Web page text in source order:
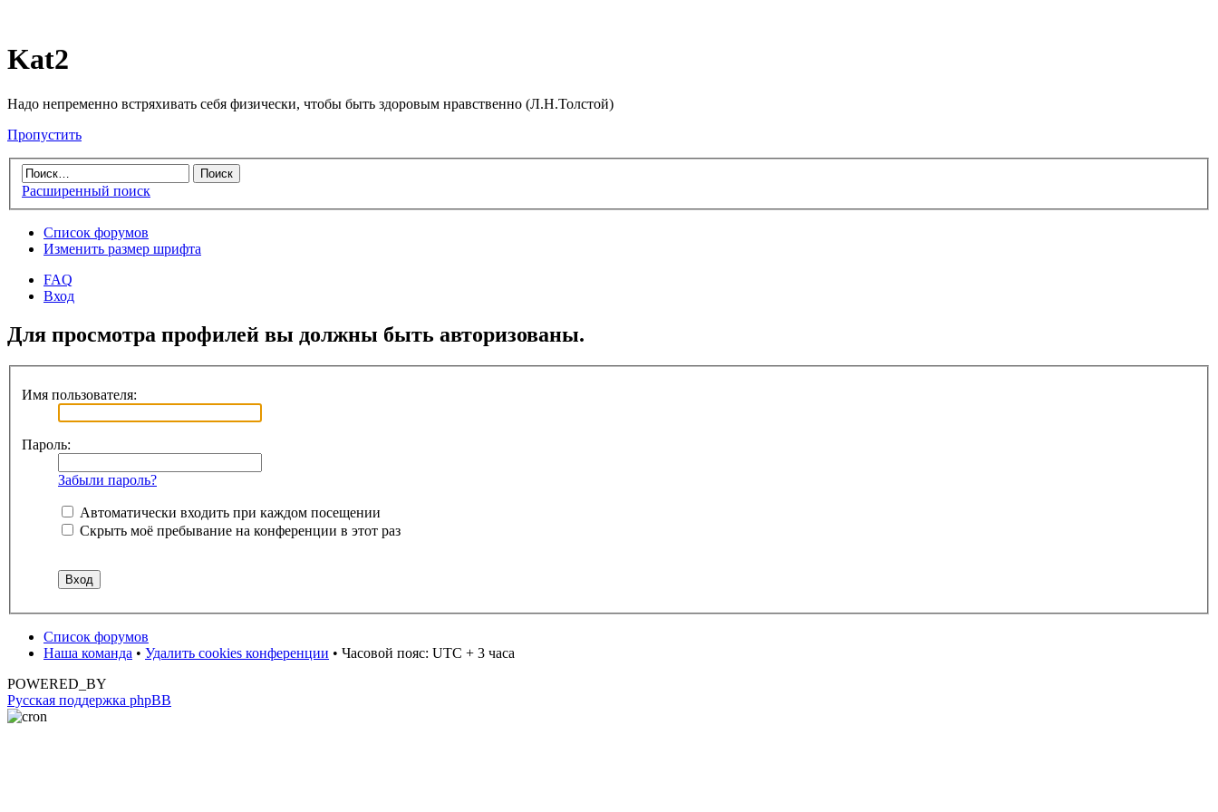
Kat2
Надо непременно встряхивать себя физически, чтобы быть здоровым нравственно (Л.Н.Толстой)
Пропустить
Расширенный поиск
Список форумов
Изменить размер шрифта
FAQ
Вход
Для просмотра профилей вы должны быть авторизованы.
Имя пользователя:
Пароль:
Забыли пароль?
Автоматически входить при каждом посещении
Скрыть моё пребывание на конференции в этот раз
Список форумов
Наша команда • Удалить cookies конференции • Часовой пояс: UTC + 3 часа
POWERED_BY
Русская поддержка phpBB